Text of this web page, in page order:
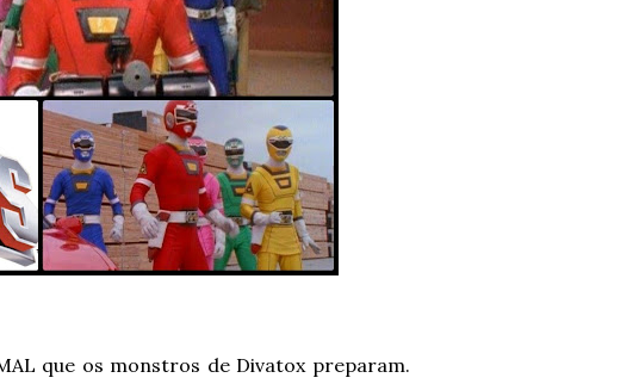
que os monstros de Divatox preparam.